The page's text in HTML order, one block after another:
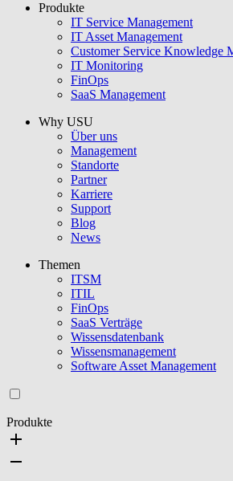
USU GmbH
Produkte
IT Service Management
IT Asset Management
Customer Service Knowledge
IT Monitoring
FinOps
SaaS Management
Why USU
Über uns
Management
Standorte
Partner
Karriere
Support
Blog
News
Themen
ITSM
ITIL
FinOps
SaaS Verträge
Wissensdatenbank
Wissensmanagement
Software Asset Management
Produkte